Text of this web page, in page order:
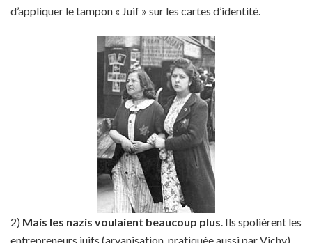
d’appliquer le tampon « Juif » sur les cartes d’identité.
2) Mais les nazis voulaient beaucoup plus. Ils spolièrent les
entrepreneurs juifs (aryanisation, pratiquée aussi par Vichy).